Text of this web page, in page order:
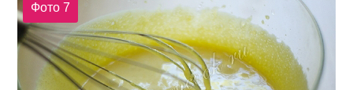
Фото 7